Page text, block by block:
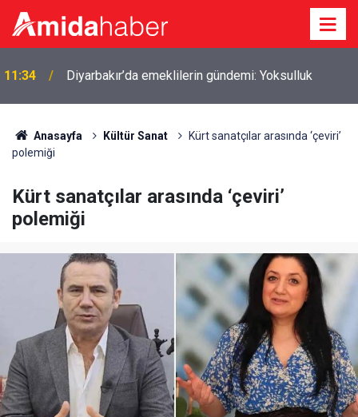
11:34 Diyarbakır’da emeklilerin gündemi: Yoksulluk
Anasayfa Kültür Sanat
Kürt sanatçılar arasında ‘çeviri’
polemiği
Kürt sanatçılar arasında ‘çeviri’
polemiği